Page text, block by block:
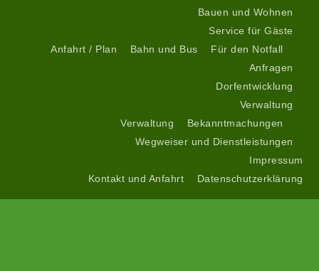
Bauen und Wohnen
Service für Gäste
Anfahrt / Plan
Bahn und Bus
Für den Notfall
Anfragen
Dorfentwicklung
Verwaltung
Verwaltung
Bekanntmachungen
Wegweiser und Dienstleistungen
Impressum
Kontakt und Anfahrt
Datenschutzerklärung